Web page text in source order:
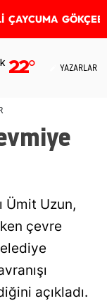
ÇAYCUMA
22° YAZARLAR
Ümit Uzun,
çevre
açıkladı.